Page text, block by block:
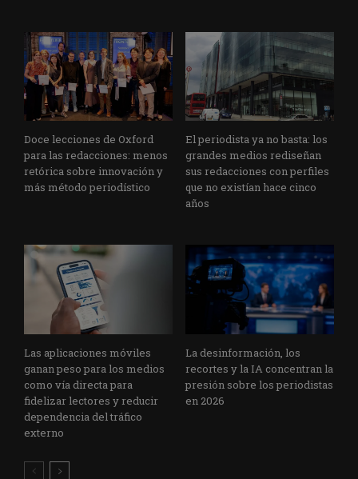
Doce lecciones de Oxford
para las redacciones: menos
retórica sobre innovación y
más método periodístico
El periodista ya no basta: los
grandes medios rediseñan
sus redacciones con perfiles
que no existían hace cinco
años
Las aplicaciones móviles
ganan peso para los medios
como vía directa para
fidelizar lectores y reducir
dependencia del tráfico
externo
La desinformación, los
recortes y la IA concentran la
presión sobre los periodistas
en 2026